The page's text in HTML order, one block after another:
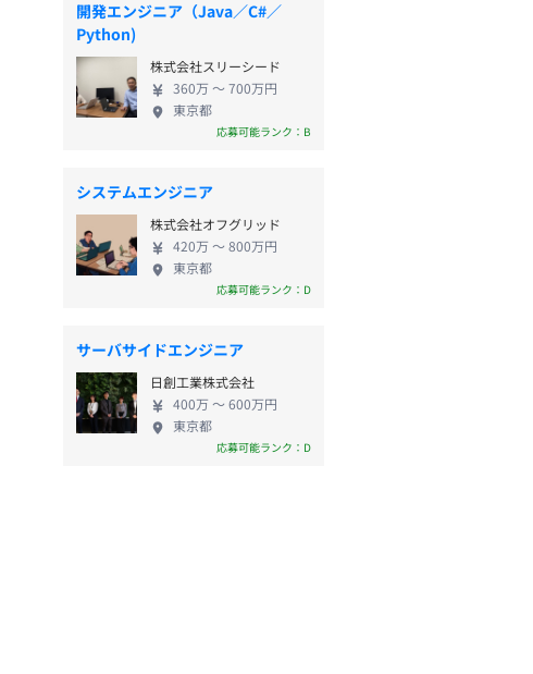
開発エンジニア（Java／C#／
Python)
株式会社スリーシード
360万 〜 700万円
東京都
応募可能ランク：B
システムエンジニア
株式会社オフグリッド
420万 〜 800万円
東京都
応募可能ランク：D
サーバサイドエンジニア
日創工業株式会社
400万 〜 600万円
東京都
応募可能ランク：D